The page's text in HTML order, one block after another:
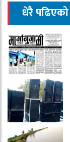
धेरै पढिएको